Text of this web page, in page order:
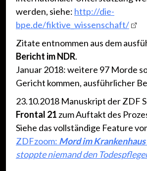
werden, siehe: http://die-
bpe.de/fiktive_wissenschaft/
Zitate entnommen aus dem
Bericht im NDR.
Januar 2018: weitere 97 Morde
Gericht kommen, ausführlicher
23.10.2018 Manuskript der ZDF
Frontal 21zum Auftakt des
Siehe das vollständige Feature
ZDFzoom: Mord im Krankenhaus
stoppte niemand den